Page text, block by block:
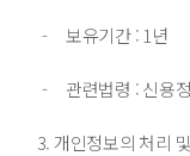
보유기간 : 1년
관련법령 : 신용
개인정보의 처리